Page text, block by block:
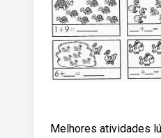
Melhores atividades